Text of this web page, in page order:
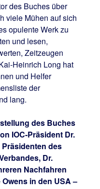
des Buches über
viele Mühen auf sich
opulente Werk zu
und lesen,
Zeitzeugen
Heinrich Long hat
und Helfer
der
lang.
des Buches
IOC-Präsident Dr.
des
Dr.
Nachfahren
in den USA –